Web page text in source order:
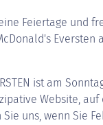
Feiertage und
Eversten
ist am
Website,
uns, wenn Sie